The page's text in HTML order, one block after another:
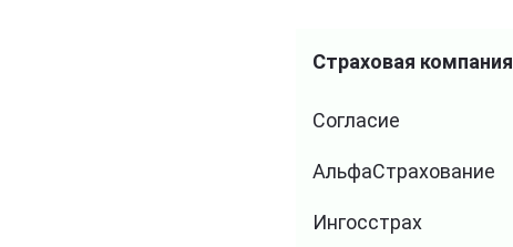
Страховая компания
Согласие
АльфаСтрахование
Ингосстрах